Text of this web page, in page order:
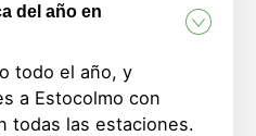
del año en
todo el año, y
a Estocolmo con
todas las estaciones.